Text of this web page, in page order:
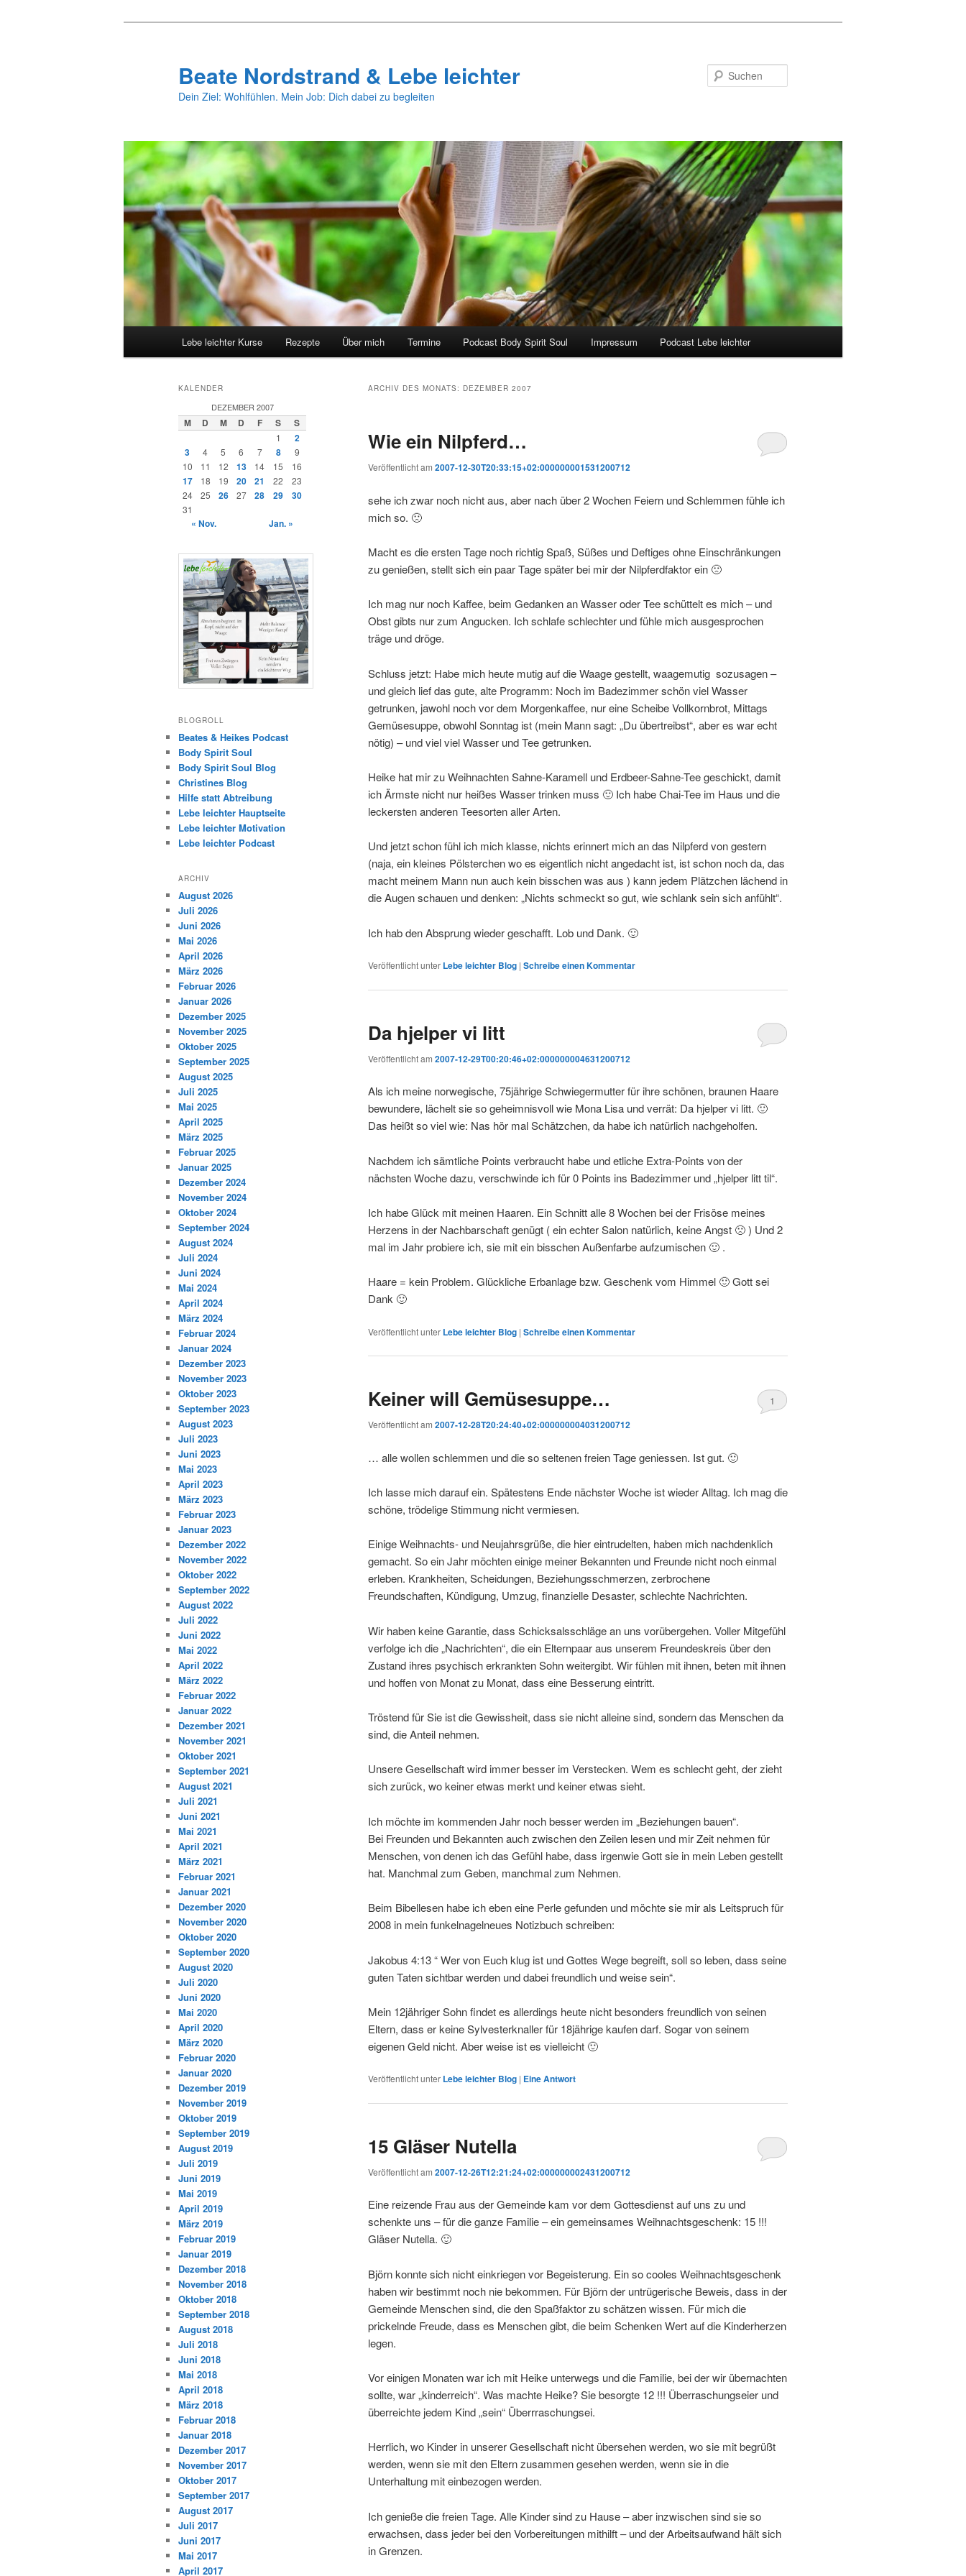
Beate Nordstrand & Lebe leichter
Dein Ziel: Wohlfühlen. Mein Job: Dich dabei zu begleiten
Lebe leichter Kurse Rezepte Über mich Termine Podcast Body Spirit Soul Impressum Podcast Lebe leichter
ARCHIV DES MONATS: DEZEMBER 2007
Wie ein Nilpferd…
Veröffentlicht am 2007-12-30T20:33:15+02:000000001531200712
sehe ich zwar noch nicht aus, aber nach über 2 Wochen Feiern und Schlemmen fühle ich
mich so. 🙁
Macht es die ersten Tage noch richtig Spaß, Süßes und Deftiges ohne Einschränkungen
zu genießen, stellt sich ein paar Tage später bei mir der Nilpferdfaktor ein 🙁
Ich mag nur noch Kaffee, beim Gedanken an Wasser oder Tee schüttelt es mich – und
Obst gibts nur zum Angucken. Ich schlafe schlechter und fühle mich ausgesprochen
träge und dröge.
Schluss jetzt: Habe mich heute mutig auf die Waage gestellt, waagemutig sozusagen –
und gleich lief das gute, alte Programm: Noch im Badezimmer schön viel Wasser
getrunken, jawohl noch vor dem Morgenkaffee, nur eine Scheibe Vollkornbrot, Mittags
Gemüsesuppe, obwohl Sonntag ist (mein Mann sagt: „Du übertreibst“, aber es war echt
nötig) – und viel viel Wasser und Tee getrunken.
Heike hat mir zu Weihnachten Sahne-Karamell und Erdbeer-Sahne-Tee geschickt, damit
ich Ärmste nicht nur heißes Wasser trinken muss 🙂 Ich habe Chai-Tee im Haus und die
leckersten anderen Teesorten aller Arten.
Und jetzt schon fühl ich mich klasse, nichts erinnert mich an das Nilpferd von gestern
(naja, ein kleines Pölsterchen wo es eigentlich nicht angedacht ist, ist schon noch da, das
macht meinem Mann nun auch kein bisschen was aus ) kann jedem Plätzchen lächend in
die Augen schauen und denken: „Nichts schmeckt so gut, wie schlank sein sich anfühlt“.
Ich hab den Absprung wieder geschafft. Lob und Dank. 🙂
Veröffentlicht unter Lebe leichter Blog | Schreibe einen Kommentar
Da hjelper vi litt
Veröffentlicht am 2007-12-29T00:20:46+02:000000004631200712
Als ich meine norwegische, 75jährige Schwiegermutter für ihre schönen, braunen Haare
bewundere, lächelt sie so geheimnisvoll wie Mona Lisa und verrät: Da hjelper vi litt. 🙂
Das heißt so viel wie: Nas hör mal Schätzchen, da habe ich natürlich nachgeholfen.
Nachdem ich sämtliche Points verbraucht habe und etliche Extra-Points von der
nächsten Woche dazu, verschwinde ich für 0 Points ins Badezimmer und „hjelper litt til“.
Ich habe Glück mit meinen Haaren. Ein Schnitt alle 8 Wochen bei der Frisöse meines
Herzens in der Nachbarschaft genügt ( ein echter Salon natürlich, keine Angst 🙁 ) Und 2
mal im Jahr probiere ich, sie mit ein bisschen Außenfarbe aufzumischen 🙂 .
Haare = kein Problem. Glückliche Erbanlage bzw. Geschenk vom Himmel 🙂 Gott sei
Dank 🙂
Veröffentlicht unter Lebe leichter Blog | Schreibe einen Kommentar
Keiner will Gemüsesuppe…
Veröffentlicht am 2007-12-28T20:24:40+02:000000004031200712
1
… alle wollen schlemmen und die so seltenen freien Tage geniessen. Ist gut. 🙂
Ich lasse mich darauf ein. Spätestens Ende nächster Woche ist wieder Alltag. Ich mag die
schöne, trödelige Stimmung nicht vermiesen.
Einige Weihnachts- und Neujahrsgrüße, die hier eintrudelten, haben mich nachdenklich
gemacht. So ein Jahr möchten einige meiner Bekannten und Freunde nicht noch einmal
erleben. Krankheiten, Scheidungen, Beziehungsschmerzen, zerbrochene
Freundschaften, Kündigung, Umzug, finanzielle Desaster, schlechte Nachrichten.
Wir haben keine Garantie, dass Schicksalsschläge an uns vorübergehen. Voller Mitgefühl
verfolge ich die „Nachrichten“, die ein Elternpaar aus unserem Freundeskreis über den
Zustand ihres psychisch erkrankten Sohn weitergibt. Wir fühlen mit ihnen, beten mit ihnen
und hoffen von Monat zu Monat, dass eine Besserung eintritt.
Tröstend für Sie ist die Gewissheit, dass sie nicht alleine sind, sondern das Menschen da
sind, die Anteil nehmen.
Unsere Gesellschaft wird immer besser im Verstecken. Wem es schlecht geht, der zieht
sich zurück, wo keiner etwas merkt und keiner etwas sieht.
Ich möchte im kommenden Jahr noch besser werden im „Beziehungen bauen“.
Bei Freunden und Bekannten auch zwischen den Zeilen lesen und mir Zeit nehmen für
Menschen, von denen ich das Gefühl habe, dass irgenwie Gott sie in mein Leben gestellt
hat. Manchmal zum Geben, manchmal zum Nehmen.
Beim Bibellesen habe ich eben eine Perle gefunden und möchte sie mir als Leitspruch für
2008 in mein funkelnagelneues Notizbuch schreiben:
Jakobus 4:13 “ Wer von Euch klug ist und Gottes Wege begreift, soll so leben, dass seine
guten Taten sichtbar werden und dabei freundlich und weise sein“.
Mein 12jähriger Sohn findet es allerdings heute nicht besonders freundlich von seinen
Eltern, dass er keine Sylvesterknaller für 18jährige kaufen darf. Sogar von seinem
eigenen Geld nicht. Aber weise ist es vielleicht 🙂
Veröffentlicht unter Lebe leichter Blog | EineAntwort
15 Gläser Nutella
Veröffentlicht am 2007-12-26T12:21:24+02:000000002431200712
Eine reizende Frau aus der Gemeinde kam vor dem Gottesdienst auf uns zu und
schenkte uns – für die ganze Familie – ein gemeinsames Weihnachtsgeschenk: 15 !!!
Gläser Nutella. 🙂
Björn konnte sich nicht einkriegen vor Begeisterung. Ein so cooles Weihnachtsgeschenk
haben wir bestimmt noch nie bekommen. Für Björn der untrügerische Beweis, dass in der
Gemeinde Menschen sind, die den Spaßfaktor zu schätzen wissen. Für mich die
prickelnde Freude, dass es Menschen gibt, die beim Schenken Wert auf die Kinderherzen
legen.
Vor einigen Monaten war ich mit Heike unterwegs und die Familie, bei der wir übernachten
sollte, war „kinderreich“. Was machte Heike? Sie besorgte 12 !!! Überraschungseier und
überreichte jedem Kind „sein“ Überrraschungsei.
Herrlich, wo Kinder in unserer Gesellschaft nicht übersehen werden, wo sie mit begrüßt
werden, wenn sie mit den Eltern zusammen gesehen werden, wenn sie in die
Unterhaltung mit einbezogen werden.
Ich genieße die freien Tage. Alle Kinder sind zu Hause – aber inzwischen sind sie so
erwachsen, dass jeder bei den Vorbereitungen mithilft – und der Arbeitsaufwand hält sich
in Grenzen.
KALENDER
DEZEMBER 2007
M D M D F S S
1
2
3
4 5 6 7 8
9
10
11 12 13 14 15 16
17 18 19 20 21 22
23
24
25 26 27 28 29 30
31
« Nov. Jan. »
BLOGROLL
Beates & Heikes Podcast
Body Spirit Soul
Body Spirit Soul Blog
Christines Blog
Hilfe statt Abtreibung
Lebe leichter Hauptseite
Lebe leichter Motivation
Lebe leichter Podcast
ARCHIV
August 2026
Juli 2026
Juni 2026
Mai 2026
April 2026
März 2026
Februar 2026
Januar 2026
Dezember 2025
November 2025
Oktober 2025
September 2025
August 2025
Juli 2025
Mai 2025
April 2025
März 2025
Februar 2025
Januar 2025
Dezember 2024
November 2024
Oktober 2024
September 2024
August 2024
Juli 2024
Juni 2024
Mai 2024
April 2024
März 2024
Februar 2024
Januar 2024
Dezember 2023
November 2023
Oktober 2023
September 2023
August 2023
Juli 2023
Juni 2023
Mai 2023
April 2023
März 2023
Februar 2023
Januar 2023
Dezember 2022
November 2022
Oktober 2022
September 2022
August 2022
Juli 2022
Juni 2022
Mai 2022
April 2022
März 2022
Februar 2022
Januar 2022
Dezember 2021
November 2021
Oktober 2021
September 2021
August 2021
Juli 2021
Juni 2021
Mai 2021
April 2021
März 2021
Februar 2021
Januar 2021
Dezember 2020
November 2020
Oktober 2020
September 2020
August 2020
Juli 2020
Juni 2020
Mai 2020
April 2020
März 2020
Februar 2020
Januar 2020
Dezember 2019
November 2019
Oktober 2019
September 2019
August 2019
Juli 2019
Juni 2019
Mai 2019
April 2019
März 2019
Februar 2019
Januar 2019
Dezember 2018
November 2018
Oktober 2018
September 2018
August 2018
Juli 2018
Juni 2018
Mai 2018
April 2018
März 2018
Februar 2018
Januar 2018
Dezember 2017
November 2017
Oktober 2017
September 2017
August 2017
Juli 2017
Juni 2017
Mai 2017
April 2017